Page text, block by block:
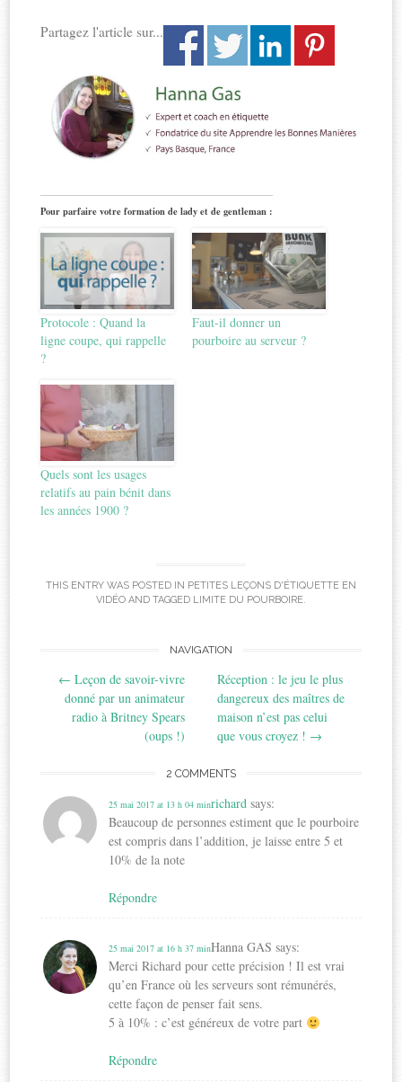
Partagez l'article sur...
Pour parfaire votre formation de lady et de gentleman :
Protocole : Quand la
ligne coupe, qui rappelle
?
Faut-il donner un
pourboire au serveur ?
Quels sont les usages
relatifs au pain bénit dans
les années 1900 ?
THIS ENTRY WAS POSTED IN PETITES LEÇONS D'ÉTIQUETTE EN
VIDÉO AND TAGGED LIMITE DU POURBOIRE.
navigation
NAVIGATION
← Leçon de savoir-vivre
donné par un animateur
radio à Britney Spears
(oups !)
Réception : le jeu le plus
dangereux des maîtres de
maison n’est pas celui
que vous croyez ! →
2 COMMENTS
richard says:
25 mai 2017 at 13 h 04 min
Beaucoup de personnes estiment que le pourboire
est compris dans l’addition, je laisse entre 5 et
10% de la note
Répondre
Hanna GAS says:
25 mai 2017 at 16 h 37 min
Merci Richard pour cette précision ! Il est vrai
qu’en France où les serveurs sont rémunérés,
cette façon de penser fait sens.
5 à 10% : c’est généreux de votre part
Répondre